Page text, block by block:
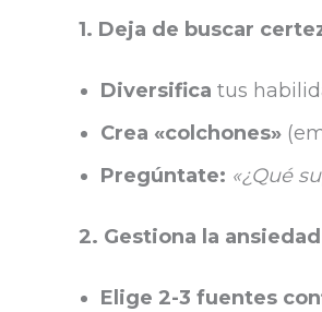
1. Deja de buscar
Diversifica tus
Crea «colchones»
Pregúntate: «¿Qué
2. Gestiona la
Elige 2-3 fuentes